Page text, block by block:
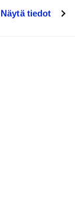
Näytä tiedot